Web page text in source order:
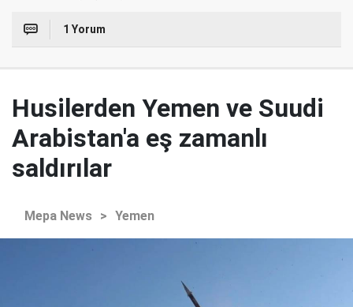
1 Yorum
Husilerden Yemen ve Suudi
Arabistan'a eş zamanlı
saldırılar
Mepa News > Yemen